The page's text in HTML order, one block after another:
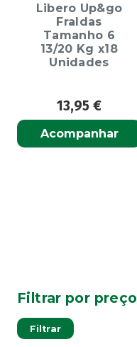
Libero Up&go
Fraldas
Tamanho 6
13/20 Kg x18
Unidades
13,95 €
Acompanhar
Filtrar por preço
Filtrar